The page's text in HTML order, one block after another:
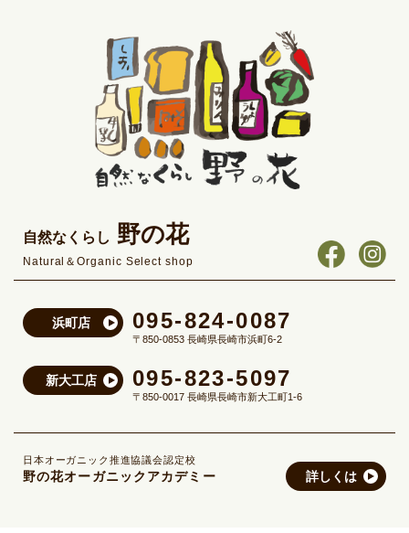
自然なくらし 野の花
Natural＆Organic Select shop
浜町店 095-824-0087
〒850-0853 長崎県長崎市浜町6-2
新大工店 095-823-5097
〒850-0017 長崎県長崎市新大工町1-6
日本オーガニック推進協議会認定校
野の花オーガニックアカデミー 詳しくは